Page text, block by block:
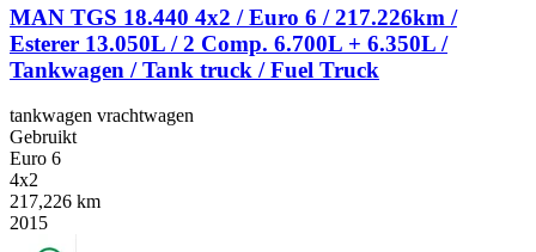
MAN TGS 18.440 4x2 / Euro 6 / 217.226km /
Esterer 13.050L / 2 Comp. 6.700L + 6.350L /
Tankwagen / Tank truck / Fuel Truck
tankwagen vrachtwagen
Gebruikt
Euro 6
4x2
217,226 km
2015